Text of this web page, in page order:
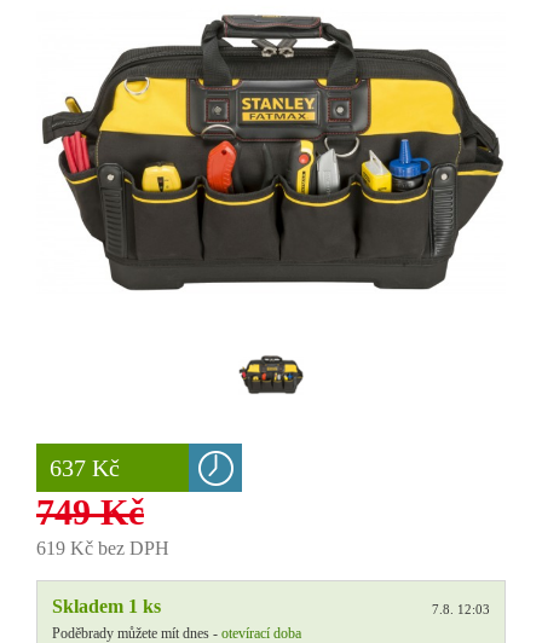
637 Kč
749 Kč
619 Kč bez DPH
Skladem 1 ks 7.8. 12:03
Poděbrady můžete mít dnes - otevírací doba